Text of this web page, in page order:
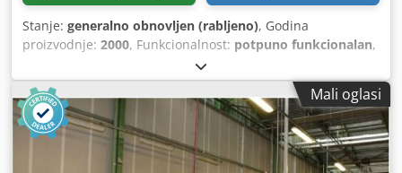
Stanje: generalno obnovljen (rabljeno), Godina
proizvodnje: 2000, Funkcionalnost: potpuno funkcionalan,
, potez perom:
vretena:80 mm, Dizajn stroja • Radni stol 1800 x 600 mm
sa 4T utorima • Hod kraka 1050 mm • SK 40 bušaće vreteno
s uređajem za stezanje alata • Kontinuirano programiranje
brzine • Kontinuirano promjenjivo napajanje pinole preko
trofaznog servo motora • 2 T-utora 18 mm na stražnjoj
Mali oglasi